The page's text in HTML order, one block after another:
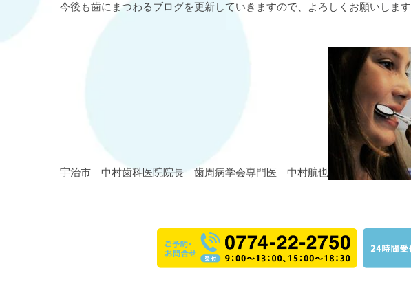
今後も歯にまつわるブログを更新していきますので、よろしくお願いします
宇治市 中村歯科医院院長 歯周病学会専門医 中村航也